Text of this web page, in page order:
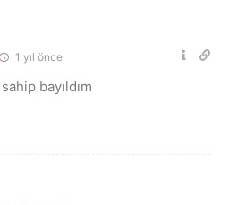
1 yıl önce
bayıldım